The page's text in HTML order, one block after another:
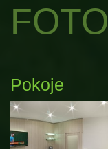
Pokoje